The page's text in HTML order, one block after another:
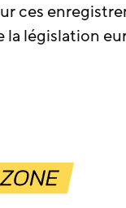
ces
législation